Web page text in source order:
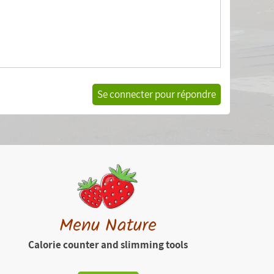
Se connecter pour répondre
Menu Nature
Calorie counter and slimming tools